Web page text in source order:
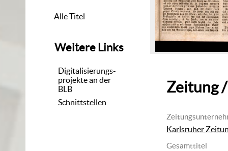
Alle Titel
Weitere Links
Digitalisierungs-
projekte an der
BLB
Schnittstellen
Zeitung
Karlsruher
Gesamttitel